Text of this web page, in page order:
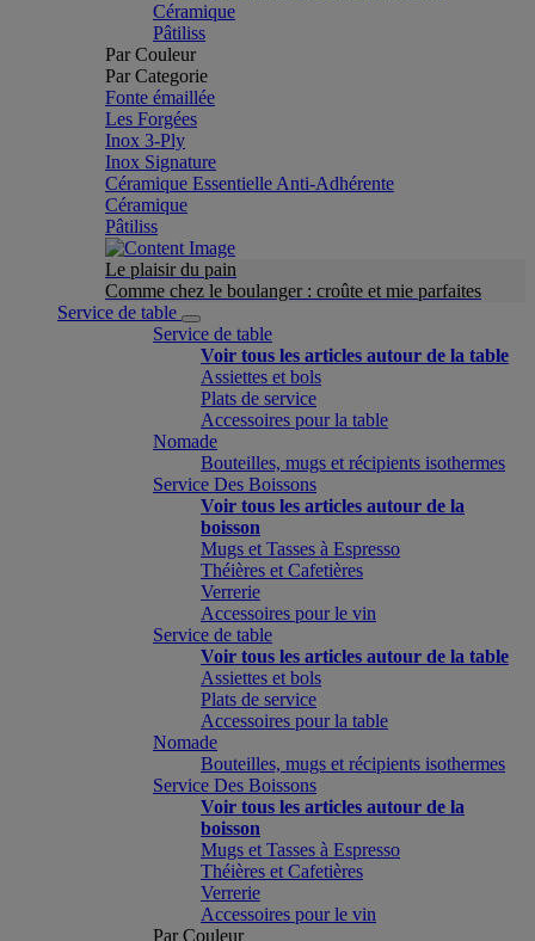
Céramique
Pâtiliss
Par Couleur
Par Categorie
Fonte émaillée
Les Forgées
Inox 3-Ply
Inox Signature
Céramique Essentielle Anti-Adhérente
Céramique
Pâtiliss
Le plaisir du pain
Comme chez le boulanger : croûte et mie parfaites
Service de table
Service de table
Voir tous les articles autour de la table
Assiettes et bols
Plats de service
Accessoires pour la table
Nomade
Bouteilles, mugs et récipients isothermes
Service Des Boissons
Voir tous les articles autour de la
boisson
Mugs et Tasses à Espresso
Théières et Cafetières
Verrerie
Accessoires pour le vin
Service de table
Voir tous les articles autour de la table
Assiettes et bols
Plats de service
Accessoires pour la table
Nomade
Bouteilles, mugs et récipients isothermes
Service Des Boissons
Voir tous les articles autour de la
boisson
Mugs et Tasses à Espresso
Théières et Cafetières
Verrerie
Accessoires pour le vin
Par Couleur